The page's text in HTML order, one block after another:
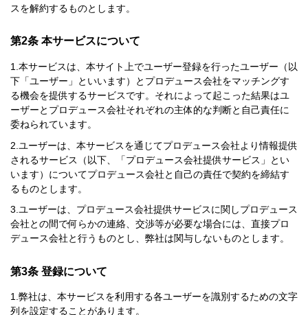
スを解約するものとします。
第2条 本サービスについて
本サービスは、本サイト上でユーザー登録を行ったユーザー（以
下「ユーザー」といいます）とプロデュース会社をマッチングす
る機会を提供するサービスです。それによって起こった結果はユ
ーザーとプロデュース会社それぞれの主体的な判断と自己責任に
委ねられています。
ユーザーは、本サービスを通じてプロデュース会社より情報提供
されるサービス（以下、「プロデュース会社提供サービス」とい
います）についてプロデュース会社と自己の責任で契約を締結す
るものとします。
ユーザーは、プロデュース会社提供サービスに関しプロデュース
会社との間で何らかの連絡、交渉等が必要な場合には、直接プロ
デュース会社と行うものとし、弊社は関与しないものとします。
第3条 登録について
弊社は、本サービスを利用する各ユーザーを識別するための文字
列を設定することがあります。